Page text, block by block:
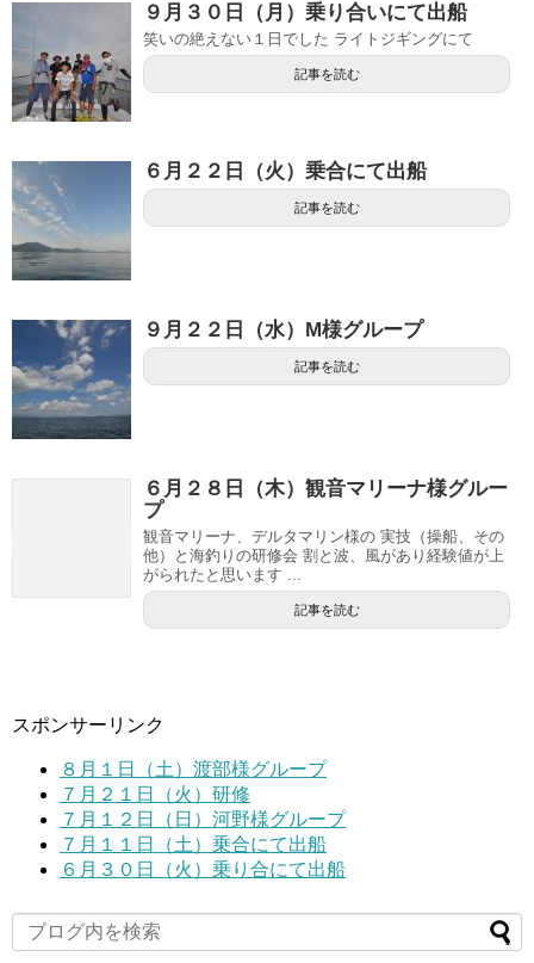
９月３０日（月）乗り合いにて出船
笑いの絶えない１日でした ライトジギングにて
記事を読む
６月２２日（火）乗合にて出船
記事を読む
９月２２日（水）M様グループ
記事を読む
６月２８日（木）観音マリーナ様グルー
プ
観音マリーナ、デルタマリン様の 実技（操船、その
他）と海釣りの研修会 割と波、風があり経験値が上
がられたと思います ...
記事を読む
スポンサーリンク
８月１日（土）渡部様グループ
７月２１日（火）研修
７月１２日（日）河野様グループ
７月１１日（土）乗合にて出船
６月３０日（火）乗り合にて出船